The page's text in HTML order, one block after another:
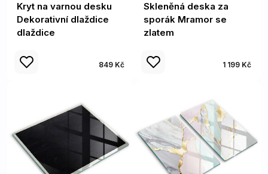
Kryt na varnou desku
Dekorativní dlaždice
dlaždice
849 Kč
Skleněná deska za
sporák Mramor se
zlatem
1 199 Kč